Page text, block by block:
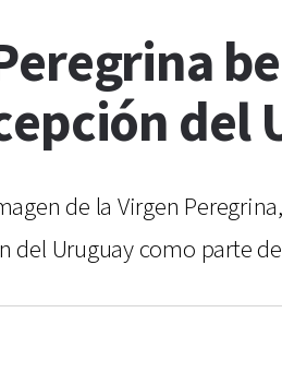
del
de la Virgen
del Uruguay como parte